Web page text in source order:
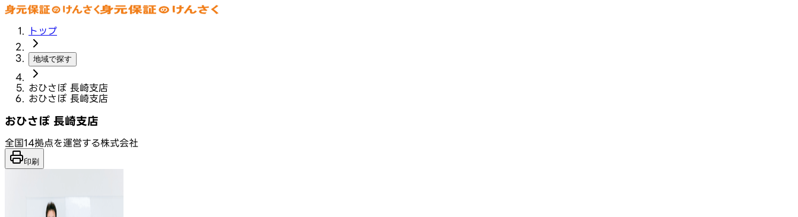
トップ
地域で探す
おひさぽ 長崎支店
おひさぽ 長崎支店
おひさぽ 長崎支店
全国14拠点を運営する株式会社
印刷